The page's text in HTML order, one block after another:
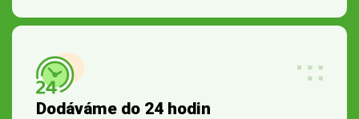
Dodáváme do 24 hodin